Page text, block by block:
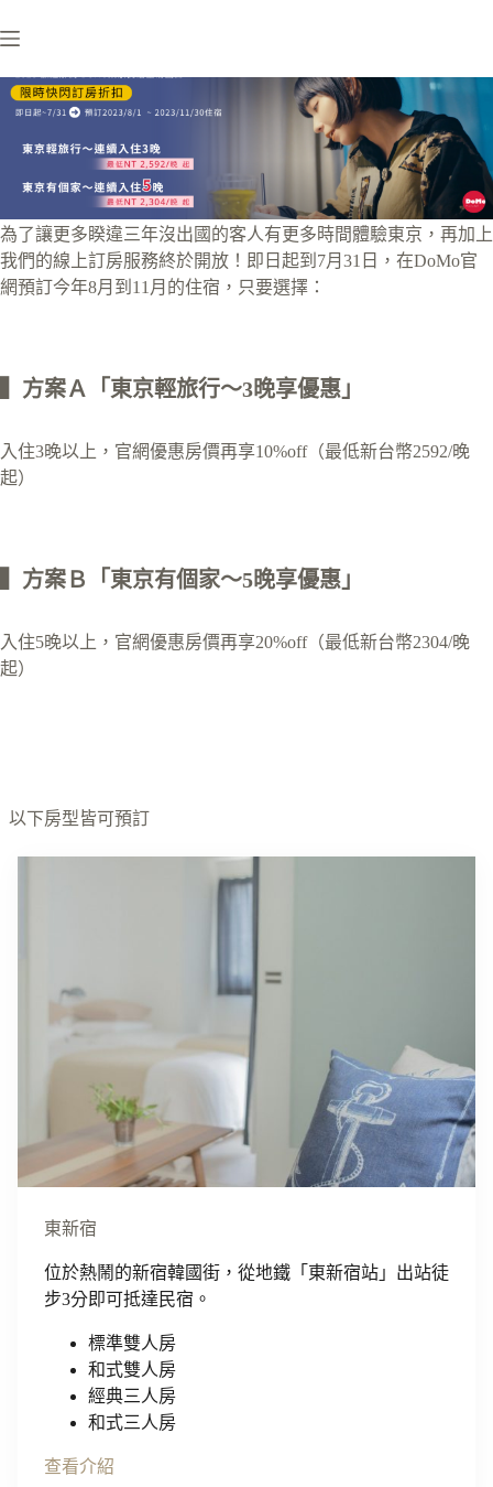
至
要
內
為了讓更多睽違三年沒出國的客人有更多時間體驗東京，再加上
我們的線上訂房服務終於開放！即日起到7月31日，在DoMo官
網預訂今年8月到11月的住宿，只要選擇：
▍方案Ａ「東京輕旅行～3晚享優惠」
入住3晚以上，官網優惠房價再享10%off（最低新台幣2592/晚
起）
▍方案Ｂ「東京有個家～5晚享優惠」
入住5晚以上，官網優惠房價再享20%off（最低新台幣2304/晚
起）
以下房型皆可預訂
東新宿
位於熱鬧的新宿韓國街，從地鐵「東新宿站」出站徒
步3分即可抵達民宿。
標準雙人房
和式雙人房
經典三人房
和式三人房
查看介紹